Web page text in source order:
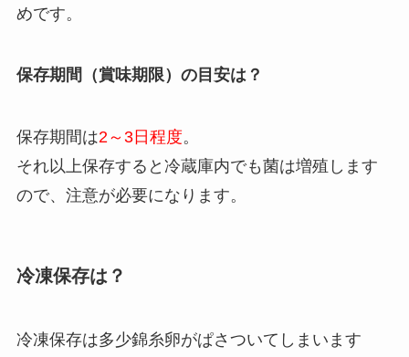
めです。
保存期間（賞味期限）の目安は？
保存期間は2～3日程度。
それ以上保存すると冷蔵庫内でも菌は増殖します
ので、注意が必要になります。
冷凍保存は？
冷凍保存は多少錦糸卵がぱさついてしまいます